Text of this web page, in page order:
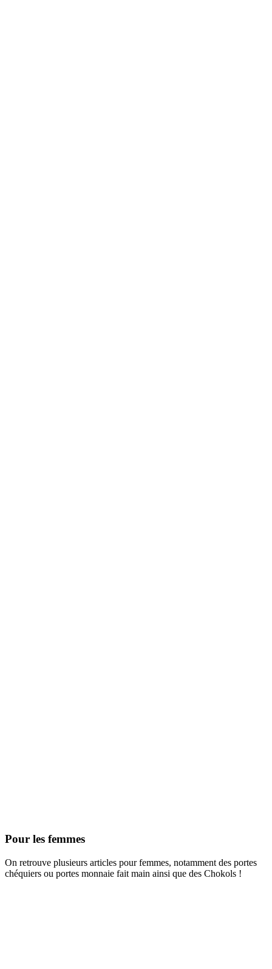
Pour les femmes
On retrouve plusieurs articles pour femmes, notamment des portes
chéquiers ou portes monnaie fait main ainsi que des Chokols !